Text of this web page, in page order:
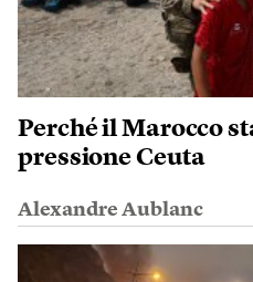
Perché il Marocco
pressione Ceuta
Alexandre Aublanc